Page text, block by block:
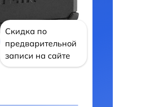
Скидка по
предварительной
записи на сайте